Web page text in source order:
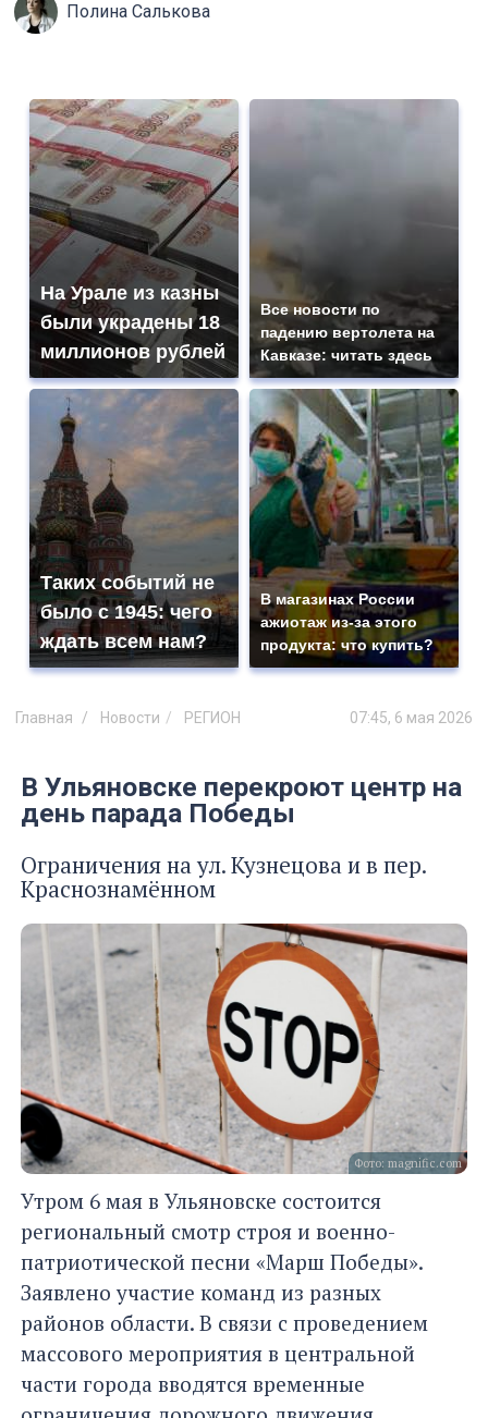
Полина Салькова
На Урале из казны
были украдены 18
миллионов рублей
Все новости по
падению вертолета на
Кавказе: читать здесь
Таких событий не
было с 1945: чего
ждать всем нам?
В магазинах России
ажиотаж из-за этого
продукта: что купить?
Главная Новости РЕГИОН 07:45, 6 мая 2026
В Ульяновске перекроют центр на
день парада Победы
Ограничения на ул. Кузнецова и в пер.
Краснознамённом
Фото: magnific.com
Утром 6 мая в Ульяновске состоится
региональный смотр строя и военно-
патриотической песни «Марш Победы».
Заявлено участие команд из разных
районов области. В связи с проведением
массового мероприятия в центральной
части города вводятся временные